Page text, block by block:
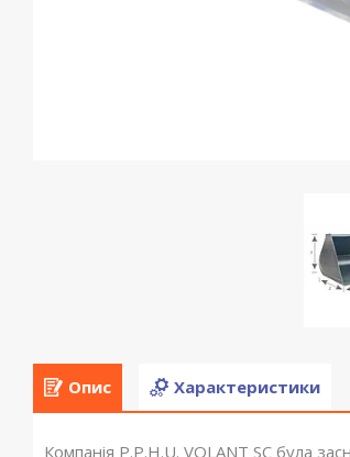
Опис Характеристики
Компанія P.P.H.U. VOLANT SC була